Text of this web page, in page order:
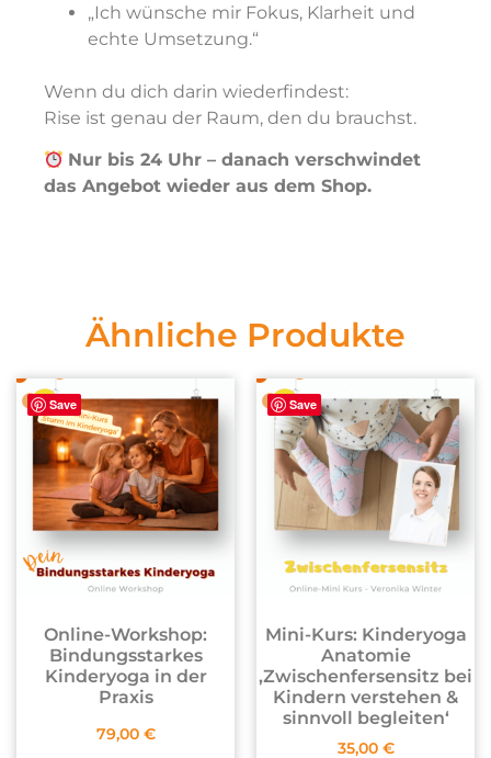
„Ich wünsche mir Fokus, Klarheit und
echte Umsetzung.“
Wenn du dich darin wiederfindest:
Rise ist genau der Raum, den du brauchst.
Nur bis 24 Uhr – danach verschwindet
das Angebot wieder aus dem Shop.
Ähnliche Produkte
Save
Online-Workshop:
Bindungsstarkes
Kinderyoga in der
Praxis
79,00 €
Save
Mini-Kurs: Kinderyoga
Anatomie
,Zwischenfersensitz bei
Kindern verstehen &
sinnvoll begleiten‘
35,00 €